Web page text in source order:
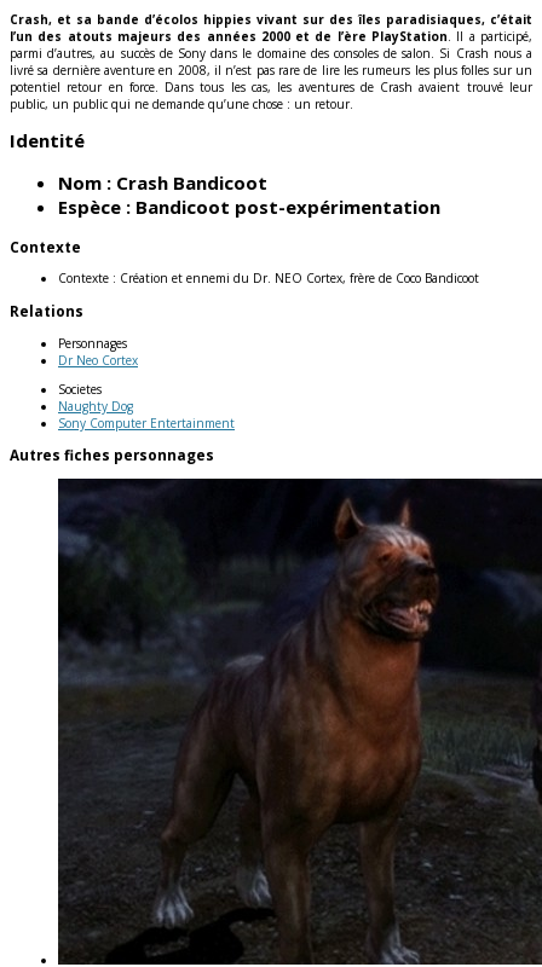
Crash, et sa bande d’écolos hippies vivant sur des îles paradisiaques, c’était
l’un des atouts majeurs des années 2000 et de l’ère PlayStation. Il a participé,
parmi d’autres, au succès de Sony dans le domaine des consoles de salon. Si Crash nous a
livré sa dernière aventure en 2008, il n’est pas rare de lire les rumeurs les plus folles sur un
potentiel retour en force. Dans tous les cas, les aventures de Crash avaient trouvé leur
public, un public qui ne demande qu’une chose : un retour.
Identité
Nom : Crash Bandicoot
Espèce : Bandicoot post-expérimentation
Contexte
Contexte : Création et ennemi du Dr. NEO Cortex, frère de Coco Bandicoot
Relations
Personnages
Dr Neo Cortex
Societes
Naughty Dog
Sony Computer Entertainment
Autres fiches personnages